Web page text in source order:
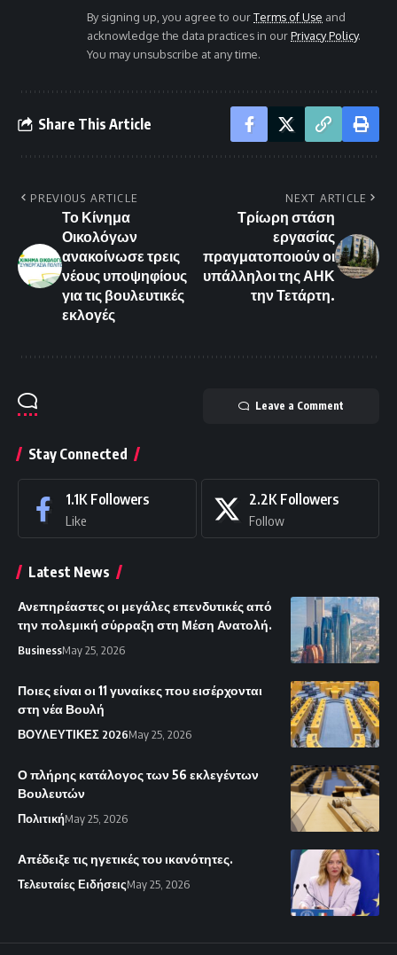
By signing up, you agree to ourTerms of Use and
acknowledge the data practices in ourPrivacy Policy.
You may unsubscribe at any time.
Share This Article
PREVIOUS ARTICLE
Το Κίνημα
Οικολόγων
ανακοίνωσε τρεις
νέους υποψηφίους
για τις βουλευτικές
εκλογές
NEXT ARTICLE
Τρίωρη στάση
εργασίας
πραγματοποιούν οι
υπάλληλοι της ΑΗΚ
την Τετάρτη.
Leave a Comment
Stay Connected
1.1K Followers
Like
2.2K Followers
Follow
Latest News
Ανεπηρέαστες οι μεγάλες επενδυτικές από
την πολεμική σύρραξη στη Μέση Ανατολή.
BusinessMay 25, 2026
Ποιες είναι οι 11 γυναίκες που εισέρχονται
στη νέα Βουλή
ΒΟΥΛΕΥΤΙΚΕΣ 2026May 25, 2026
Ο πλήρης κατάλογος των 56 εκλεγέντων
Βουλευτών
ΠολιτικήMay 25, 2026
Απέδειξε τις ηγετικές του ικανότητες.
Τελευταίες ΕιδήσειςMay 25, 2026